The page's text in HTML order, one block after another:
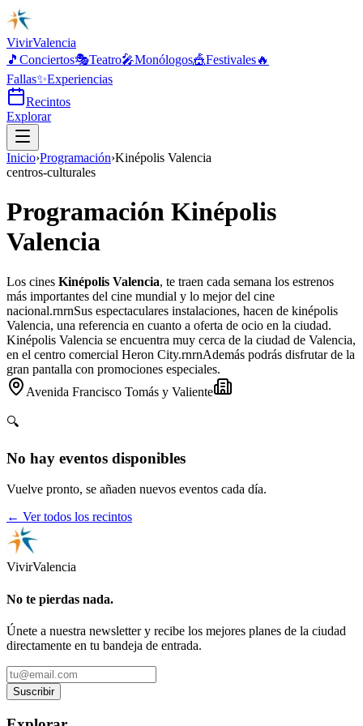
VivirValencia
🎵 Conciertos🎭Teatro🎤Monólogos🎪Festivales🔥
Fallas✨Experiencias
Recintos
Explorar
Inicio›Programación›Kinépolis Valencia
centros-culturales
Programación Kinépolis
Valencia
Los cines Kinépolis Valencia, te traen cada semana los estrenos
más importantes del cine mundial y lo mejor del cine
nacional.rnrnSus espectaculares instalaciones, hacen de kinépolis
Valencia, una referencia en cuanto a oferta de ocio en la ciudad.
Kinépolis Valencia se encuentra muy cerca de la ciudad de Valencia,
en el centro comercial Heron City.rnrnAdemás podrás disfrutar de la
gran pantalla con promociones especiales.
Avenida Francisco Tomás y Valiente
🔍
No hay eventos disponibles
Vuelve pronto, se añaden nuevos eventos cada día.
← Ver todos los recintos
VivirValencia
No te pierdas nada.
Únete a nuestra newsletter y recibe los mejores planes de la ciudad
directamente en tu bandeja de entrada.
Suscribir